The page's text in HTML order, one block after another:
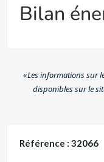
Bilan
«Les informations sur
disponibles sur le
Référence : 32066